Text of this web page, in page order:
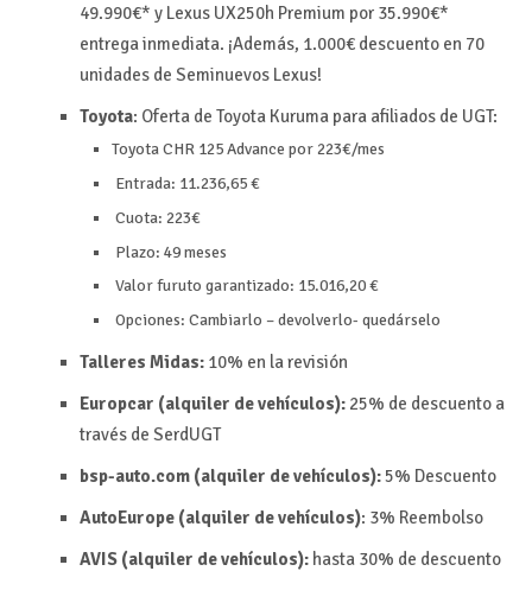
49.990€* y Lexus UX250h Premium por 35.990€*
entrega inmediata. ¡Además, 1.000€ descuento en 70
unidades de Seminuevos Lexus!
Toyota: Oferta de Toyota Kuruma para afiliados de UGT:
Toyota CHR 125 Advance por 223€/mes
Entrada: 11.236,65 €
Cuota: 223€
Plazo: 49 meses
Valor furuto garantizado: 15.016,20 €
Opciones: Cambiarlo – devolverlo- quedárselo
Talleres Midas:10% en la revisión
Europcar (alquiler de vehículos):25% de descuento a
través de SerdUGT
bsp-auto.com (alquiler de vehículos):5% Descuento
AutoEurope (alquiler de vehículos): 3% Reembolso
AVIS (alquiler de vehículos):hasta 30% de descuento